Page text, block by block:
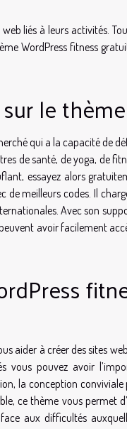
liés à leurs activités.
WordPress fitness
le thème
qui a la capacité de
de santé, de yoga, de
essayez alors
meilleurs codes. Il
Avec son
avoir facilement
aider à créer des sites
vous pouvez avoir
la conception
ce thème vous permet
aux difficultés